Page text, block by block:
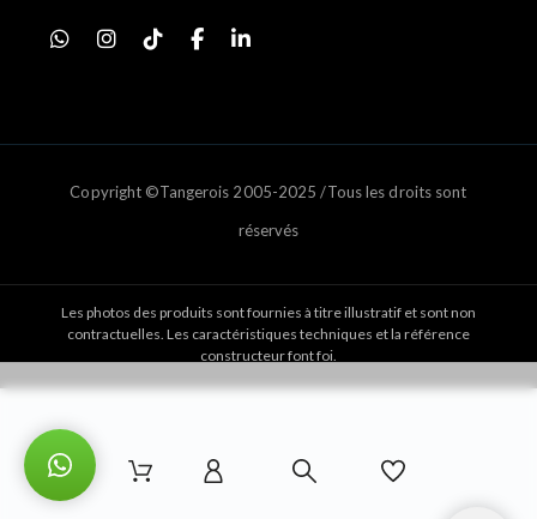
Copyright ©Tangerois 2005-2025 /Tous les droits sont
réservés
Les photos des produits sont fournies à titre illustratif et sont non
contractuelles. Les caractéristiques techniques et la référence
constructeur font foi.